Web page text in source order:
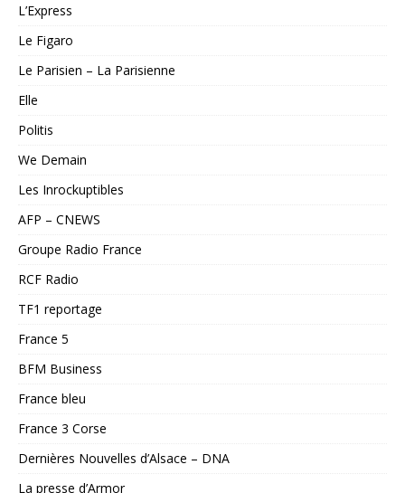
L’Express
Le Figaro
Le Parisien – La Parisienne
Elle
Politis
We Demain
Les Inrockuptibles
AFP – CNEWS
Groupe Radio France
RCF Radio
TF1 reportage
France 5
BFM Business
France bleu
France 3 Corse
Dernières Nouvelles d’Alsace – DNA
La presse d’Armor